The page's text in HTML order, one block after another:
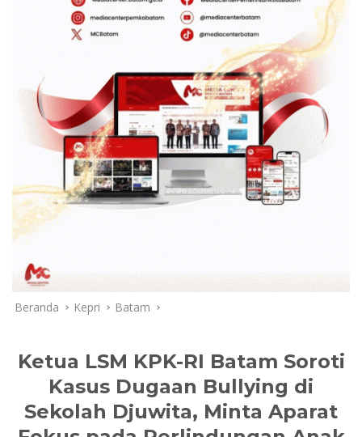
Beranda Kepri Batam
Ketua LSM KPK-RI Batam Soroti
Kasus Dugaan Bullying di
Sekolah Djuwita, Minta Aparat